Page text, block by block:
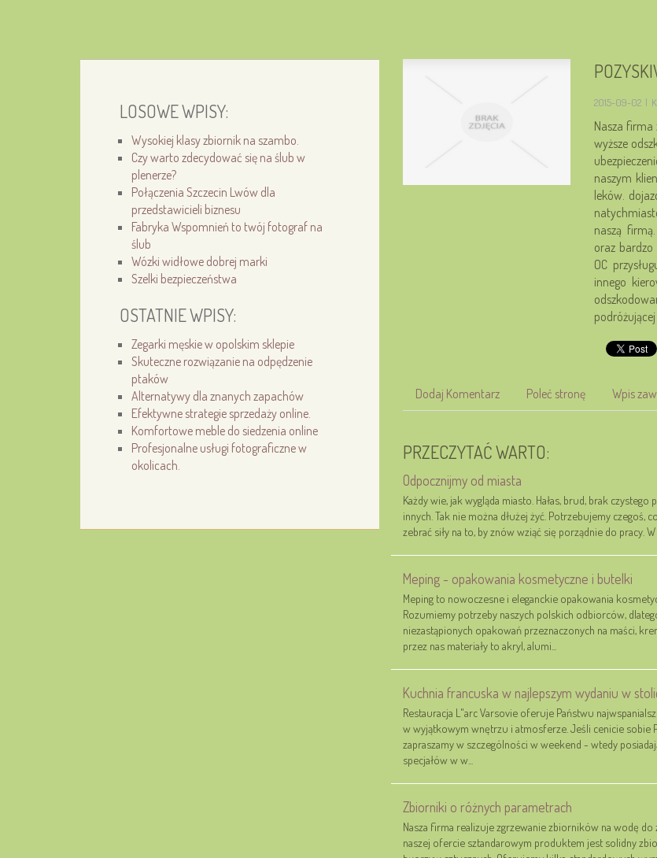
LOSOWE WPISY:
Wysokiej klasy zbiornik na szambo.
Czy warto zdecydować się na ślub w
plenerze?
Połączenia Szczecin Lwów dla
przedstawicieli biznesu
Fabryka Wspomnień to twój fotograf na
ślub
Wózki widłowe dobrej marki
Szelki bezpieczeństwa
OSTATNIE WPISY:
Zegarki męskie w opolskim sklepie
Skuteczne rozwiązanie na odpędzenie
ptaków
Alternatywy dla znanych zapachów
Efektywne strategie sprzedaży online.
Komfortowe meble do siedzenia online
Profesjonalne usługi fotograficzne w
okolicach.
2015-09-02 |
Nasza firma
wyższe
naszym
leków.
naszą
oraz bardzo
OC
innego
Dodaj Komentarz Poleć stronę Wpis
PRZECZYTAĆ WARTO:
Odpocznijmy od miasta
Każdy wie, jak wygląda miasto. Hałas, brud, brak
innych. Tak nie można dłużej żyć. Potrzebujemy czegoś,
zebrać siły na to, by znów wziąć się porządnie do pracy.
Meping - opakowania kosmetyczne i butelki
Meping to nowoczesne i eleganckie opakowania
Rozumiemy potrzeby naszych polskich odbiorców,
niezastąpionych opakowań przeznaczonych na maści,
przez nas materiały to akryl, alumi...
Kuchnia francuska w najlepszym wydaniu w
Restauracja L"arc Varsovie oferuje Państwu
w wyjątkowym wnętrzu i atmosferze. Jeśli cenicie sobie
zapraszamy w szczególności w weekend - wtedy
specjałów w w...
Zbiorniki o różnych parametrach
Nasza firma realizuje zgrzewanie zbiorników na wodę do
naszej ofercie sztandarowym produktem jest solidny